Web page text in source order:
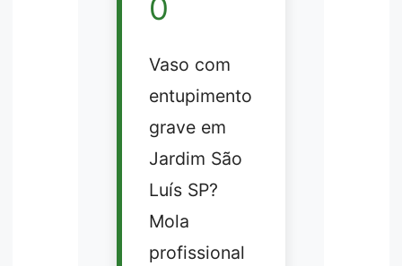
0
Vaso com
entupimento
grave em
Jardim São
Luís SP?
Mola
profissional